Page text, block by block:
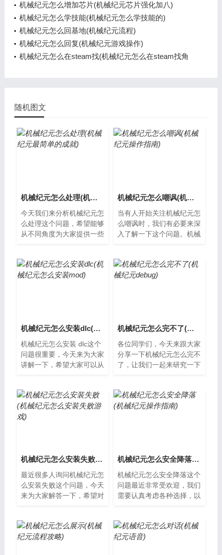
机械纪元怎么增加芯片(机械纪元芯片强化加八)
机械纪元怎么学技能(机械纪元怎么学技能的)
机械纪元怎么回基地(机械纪元流程)
机械纪元怎么回复(机械纪元游戏操作)
机械纪元怎么在steam找(机械纪元怎么在steam找角
随机图文
机械纪元怎么处理(机械纪元最简单的成就)
今天我们来分析机械纪元怎
么处理这个问题，希望能够
从不同角度为大家提供一些
机械纪元已...
机械纪元怎么嘲讽(机械纪元操作指南)
当有人开始关注机械纪元怎
么嘲讽时，我们有必要来深
入了解一下这个问题。机械
到来似乎已...
机械纪元怎么安装dlc(机械纪元怎么安装mod)
机械纪元怎么安装 dlc这个
问题很重要，今天来为大家
讲解一下，希望大家可以从
是一款非常...
机械纪元怎么完不了(机械纪元debug)
各位同学们，今天来跟大家
分享一下机械纪元怎么完不
了，让我们一起来研究一下
明了各种各...
机械纪元怎么安装失败(机械纪元怎么安装失败游戏)
最近很多人询问机械纪元怎
么安装失败这个问题，今天
来为大家解答一下，希望对
一款备受欢...
机械纪元怎么安全降落(机械纪元操作指南)
机械纪元怎么安全降落这个
问题最近非常受欢迎，我们
需要认真考虑各种选择，以
纪元是一款...